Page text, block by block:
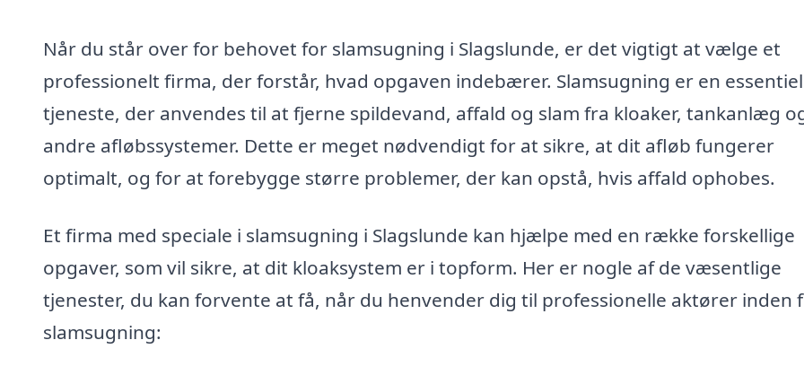
Når du står over for behovet for slamsugning i Slagslunde, er det vigtigt at vælge et
professionelt firma, der forstår, hvad opgaven indebærer. Slamsugning er en essentiel
tjeneste, der anvendes til at fjerne spildevand, affald og slam fra kloaker, tankanlæg
andre afløbssystemer. Dette er meget nødvendigt for at sikre, at dit afløb fungerer
optimalt, og for at forebygge større problemer, der kan opstå, hvis affald ophobes.
Et firma med speciale i slamsugning i Slagslunde kan hjælpe med en række forskellige
opgaver, som vil sikre, at dit kloaksystem er i topform. Her er nogle af de væsentlige
tjenester, du kan forvente at få, når du henvender dig til professionelle aktører inden
slamsugning: